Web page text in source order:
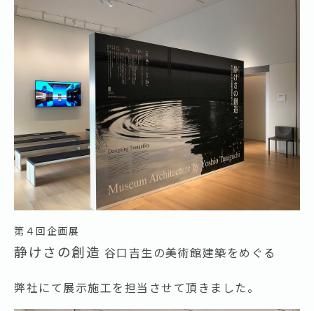
第４回企画展
静けさの創造 谷口吉生の美術館建築をめぐる
弊社にて展示施工を担当させて頂きました。